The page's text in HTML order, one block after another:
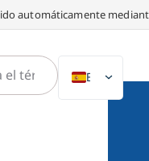
automáticamente
DE